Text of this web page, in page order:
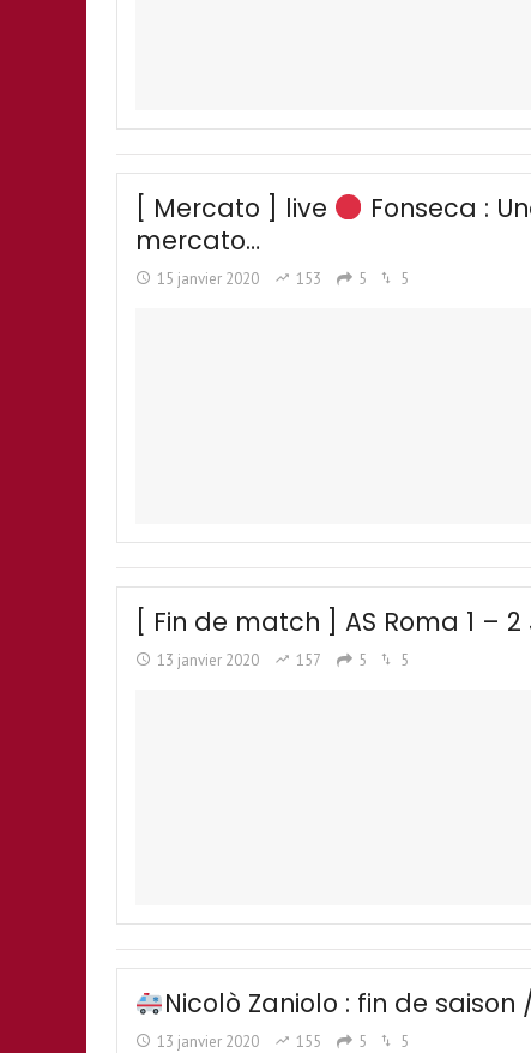
[ Mercato ] live
Fonseca :
mercato…
15 janvier 2020 153 5 5
[ Fin de match ] AS Roma 1 –
13 janvier 2020 157 5 5
Nicolò Zaniolo : fin de saison
13 janvier 2020 155 5 5